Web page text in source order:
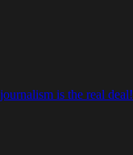
is the real deal!